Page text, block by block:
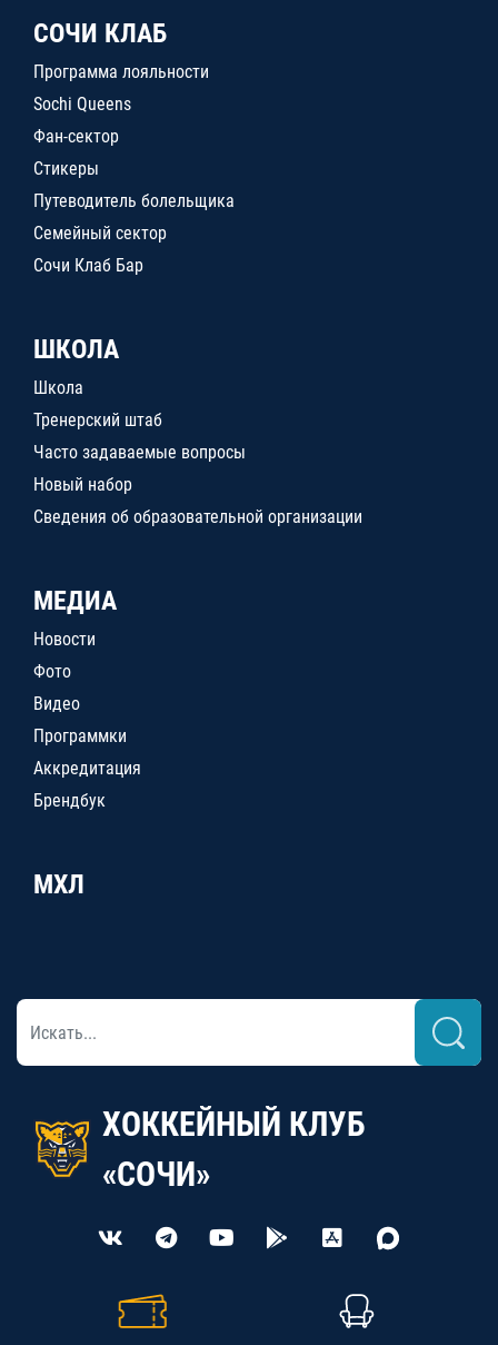
СОЧИ КЛАБ
Программа лояльности
Sochi Queens
Фан-сектор
Стикеры
Путеводитель болельщика
Семейный сектор
Сочи Клаб Бар
ШКОЛА
Школа
Тренерский штаб
Часто задаваемые вопросы
Новый набор
Сведения об образовательной организации
МЕДИА
Новости
Фото
Видео
Программки
Аккредитация
Брендбук
МХЛ
ХОККЕЙНЫЙ КЛУБ
«СОЧИ»